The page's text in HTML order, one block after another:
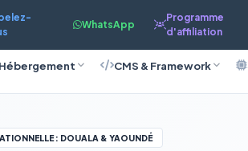
WhatsApp
Programme
d'affiliation
CMS & Framework
: DOUALA & YAOUNDÉ